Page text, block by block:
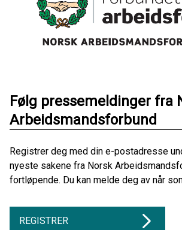
Følg pressemeldinger fra
Arbeidsmandsforbund
Registrer deg med din e-postadresse
nyeste sakene fra Norsk
fortløpende. Du kan melde deg av når
REGISTRER